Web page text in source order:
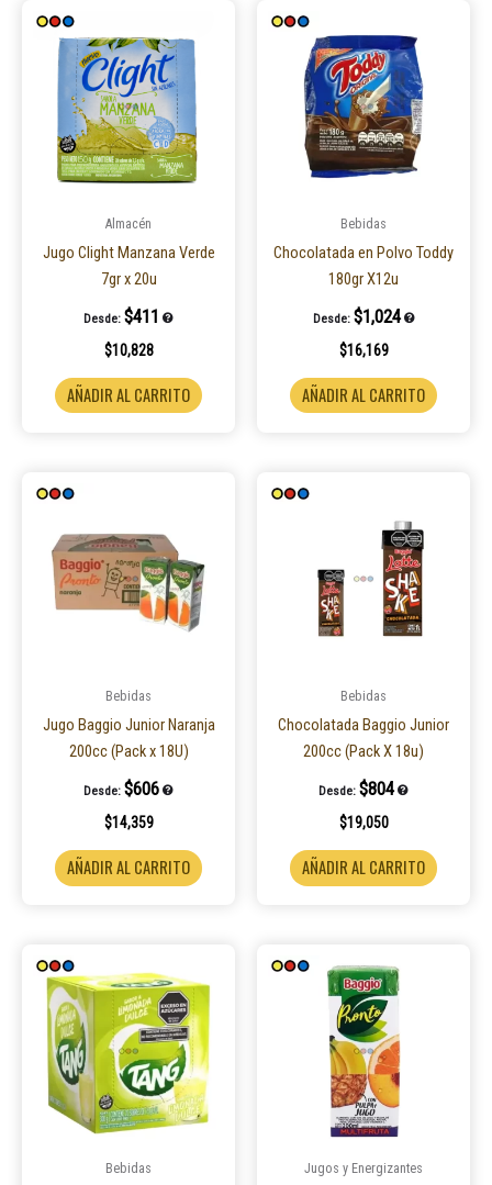
Almacén
Jugo Clight Manzana Verde
7gr x 20u
Desde: $411
$10,828
AÑADIR AL CARRITO
Bebidas
Chocolatada en Polvo Toddy
180gr X12u
Desde: $1,024
$16,169
AÑADIR AL CARRITO
Bebidas
Jugo Baggio Junior Naranja
200cc (Pack x 18U)
Desde: $606
$14,359
AÑADIR AL CARRITO
Bebidas
Chocolatada Baggio Junior
200cc (Pack X 18u)
Desde: $804
$19,050
AÑADIR AL CARRITO
Bebidas Jugos y Energizantes